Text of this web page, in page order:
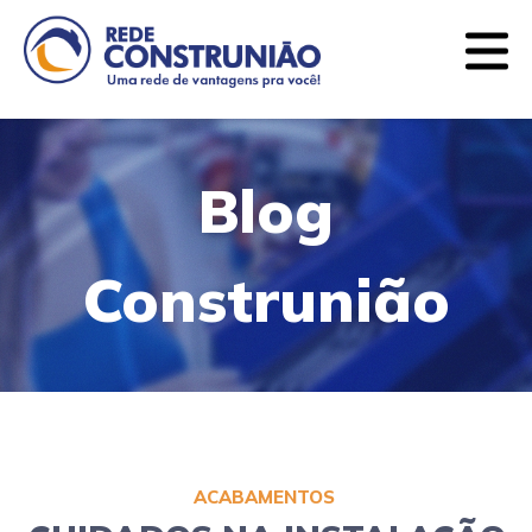
Quem somos
Lojas
Contato
CATEGORIAS
Argamassas e Rejuntes
Balcões de Banheiro
Ferramentas
Impermeabilizantes
Blog
Construnião
ACABAMENTOS